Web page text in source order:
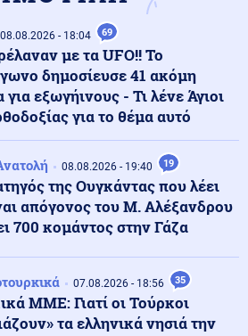
Ασημένιο μετάλλιο για τη Ρούσου στα
- 09:50
το πολλαπλό βιβλίο – Οι
και τα επόμενα βήματα
- 09:47
Πεντάγωνο: Πιέσεις για νέα
τα αποθέματα
- 09:41
Πώς μεταδίδεται, τα συμπτώματα
08.08.2026 - 18:04 69
με τα UFO!! Το
δημοσίευσε 41 ακόμη
για εξωγήινους - Τι λένε Άγιοι
για το θέμα αυτό
08.08.2026 - 19:40 19
της Ουγκάντας που λέει
απόγονος του Μ. Αλέξανδρου
700 κομάντος στην Γάζα
07.08.2026 - 18:56 35
ΜΜΕ: Γιατί οι Τούρκοι
τα ελληνικά νησιά την